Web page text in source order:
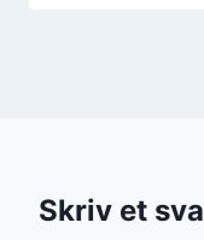
Skriv et